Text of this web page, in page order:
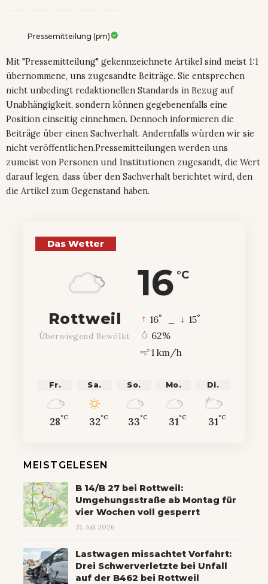
Pressemitteilung (pm)
Mit "Pressemitteilung" gekennzeichnete Artikel sind meist 1:1
übernommene, uns zugesandte Beiträge. Sie entsprechen
nicht unbedingt redaktionellen Standards in Bezug auf
Unabhängigkeit, sondern können gegebenenfalls eine
Position einseitig einnehmen. Dennoch informieren die
Beiträge über einen Sachverhalt. Andernfalls würden wir sie
nicht veröffentlichen.Pressemitteilungen werden uns
zumeist von Personen und Institutionen zugesandt, die Wert
darauf legen, dass über den Sachverhalt berichtet wird, den
die Artikel zum Gegenstand haben.
Das Wetter
16 °C
Rottweil
Überwiegend Bewölkt
16° 15°
62%
1 km/h
Fr.
28°C
Sa.
32°C
So.
33°C
Mo.
31°C
Di.
31°C
MEISTGELESEN
B 14/B 27 bei Rottweil:
Umgehungsstraße ab Montag für
vier Wochen voll gesperrt
31. Juli 2026
Lastwagen missachtet Vorfahrt:
Drei Schwerverletzte bei Unfall
auf der B462 bei Rottweil